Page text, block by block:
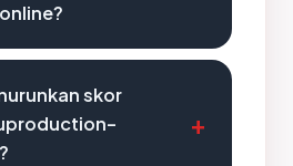
skor